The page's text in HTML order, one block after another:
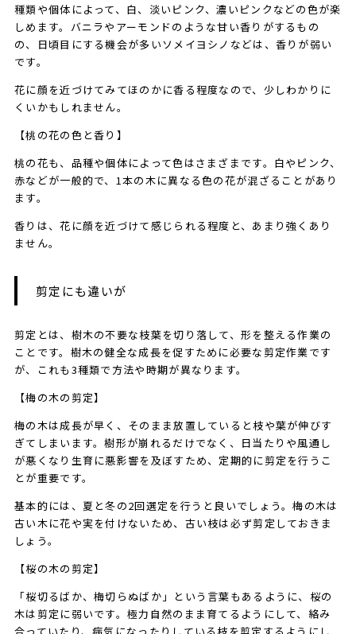
種類や個体によって、白、淡いピンク、濃いピンクなどの色が楽
しめます。バニラやアーモンドのような甘い香りがするもの
の、日頃目にする機会が多いソメイヨシノなどは、香りが弱い
です。
花に顔を近づけてみてほのかに香る程度なので、少しわかりに
くいかもしれません。
【桃の花の色と香り】
桃の花も、品種や個体によって色はさまざまです。白やピンク、
赤などが一般的で、1本の木に異なる色の花が混ざることがあり
ます。
香りは、花に顔を近づけて感じられる程度と、あまり強くあり
ません。
剪定にも違いが
剪定とは、樹木の不要な枝葉を切り落して、形を整える作業の
ことです。樹木の健全な成長を促すために必要な剪定作業です
が、これも3種類で方法や時期が異なります。
【梅の木の剪定】
梅の木は成長が早く、そのまま放置していると枝や葉が伸びす
ぎてしまいます。樹形が崩れるだけでなく、日当たりや風通し
が悪くなり生育に悪影響を及ぼすため、定期的に剪定を行うこ
とが重要です。
基本的には、夏と冬の2回選定を行うと良いでしょう。梅の木は
古い木に花や実を付けないため、古い枝は必ず剪定しておきま
しょう。
【桜の木の剪定】
「桜切るばか、梅切らぬばか」という言葉もあるように、桜の
木は剪定に弱いです。極力自然のまま育てるようにして、絡み